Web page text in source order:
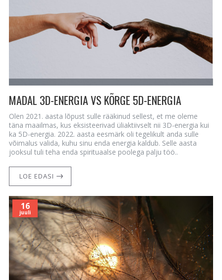
MADAL 3D-ENERGIA VS KÕRGE 5D-ENERGIA
Olen 2021. aasta lõpust sulle rääkinud sellest, et me oleme
täna maailmas, kus eksisteerivad üliaktiivselt nii 3D-energia kui
ka 5D-energia. 2022. aasta eesmärk oli tegelikult anda sulle
võimalus valida, kuhu sinu enda energia kaldub. Selle aasta
jooksul tuli teha enda spirituaalse poolega palju töö..
LOE EDASI
16
juuli